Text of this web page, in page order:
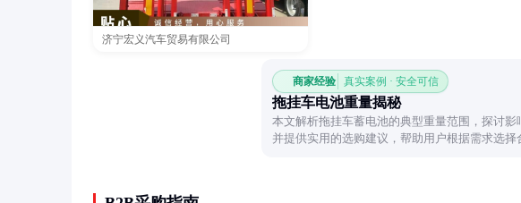
济宁宏义汽车贸易有限公司
商家经验 真实案例 · 安全可信
拖挂车电池重量揭秘
本文解析拖挂车蓄电池的典型重量范围，探讨影
并提供实用的选购建议，帮助用户根据需求选择